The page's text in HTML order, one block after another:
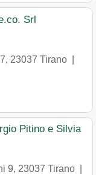
Srl
, 23037 Tirano
Pitino e Silvia
9, 23037 Tirano